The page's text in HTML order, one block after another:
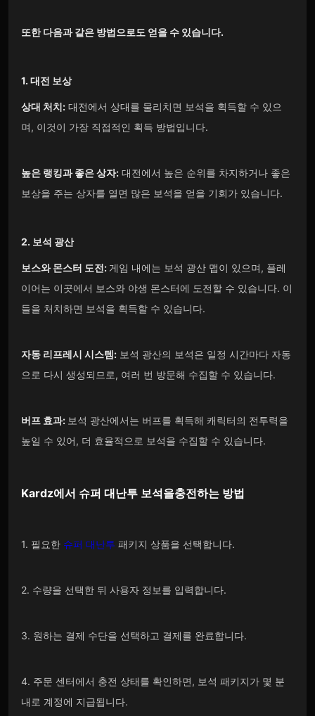
또한 다음과 같은 방법으로도 얻을 수 있습니다.
1. 대전 보상
상대 처치:대전에서 상대를 물리치면 보석을 획득할 수 있으
며, 이것이 가장 직접적인 획득 방법입니다.
높은 랭킹과 좋은 상자:대전에서 높은 순위를 차지하거나 좋은
보상을 주는 상자를 열면 많은 보석을 얻을 기회가 있습니다.
2. 보석 광산
보스와 몬스터 도전: 게임 내에는 보석 광산 맵이 있으며, 플레
이어는 이곳에서 보스와 야생 몬스터에 도전할 수 있습니다. 이
들을 처치하면 보석을 획득할 수 있습니다.
자동 리프레시 시스템:보석 광산의 보석은 일정 시간마다 자동
으로 다시 생성되므로, 여러 번 방문해 수집할 수 있습니다.
버프 효과: 보석 광산에서는 버프를 획득해 캐릭터의 전투력을
높일 수 있어, 더 효율적으로 보석을 수집할 수 있습니다.
Kardz에서 슈퍼 대난투 보석을충전하는 방법
1. 필요한 슈퍼 대난투 패키지 상품을 선택합니다.
2. 수량을 선택한 뒤 사용자 정보를 입력합니다.
3. 원하는 결제 수단을 선택하고 결제를 완료합니다.
4. 주문 센터에서 충전 상태를 확인하면, 보석 패키지가 몇 분
내로 계정에 지급됩니다.